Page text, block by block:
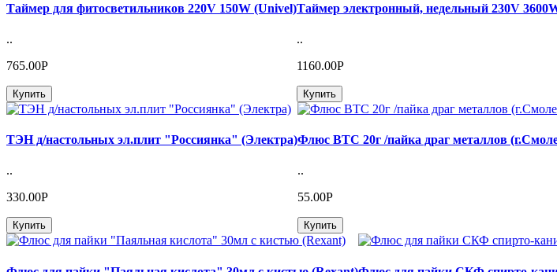
Таймер для фитосветильников 220V 150W (Univel)
..
765.00Р
Купить
Таймер электронный, недельный 230V
..
1160.00Р
Купить
ТЭН д/настольных эл.плит "Россиянка" (Электра)
..
330.00Р
Купить
Флюс ВТС 20г /пайка драг металлов
..
55.00Р
Купить